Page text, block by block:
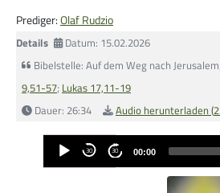
Prediger:Olaf Rudzio
Details
Datum: 15.02.2026
Bibelstelle: Auf dem Weg nach Jerusalem;
9,51-57; Lukas 17,11-19
Dauer: 26:34
Audio herunterladen (
Audio-
Player
30 30 00:00
Musik zur Ehre Gottes